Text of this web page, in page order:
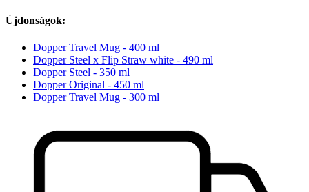
Újdonságok:
Dopper Travel Mug - 400 ml
Dopper Steel x Flip Straw white - 490 ml
Dopper Steel - 350 ml
Dopper Original - 450 ml
Dopper Travel Mug - 300 ml